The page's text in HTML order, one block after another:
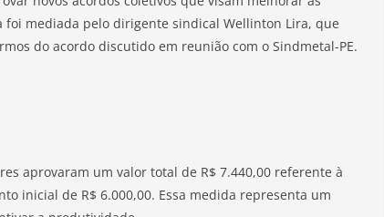
mediada pelo dirigente sindical Wellinton Lira, que
do acordo discutido em reunião com o Sindmetal-PE.
aprovaram um valor total de R$ 7.440,00 referente à
inicial de R$ 6.000,00. Essa medida representa um